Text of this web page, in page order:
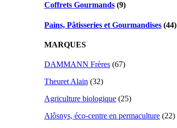
Coffrets Gourmands (9)
Pains, Pâtisseries et Gourmandises (44)
MARQUES
DAMMANN Frères (67)
Theuret Alain (32)
Agriculture biologique (25)
Alôsnys, éco-centre en permaculture (22)